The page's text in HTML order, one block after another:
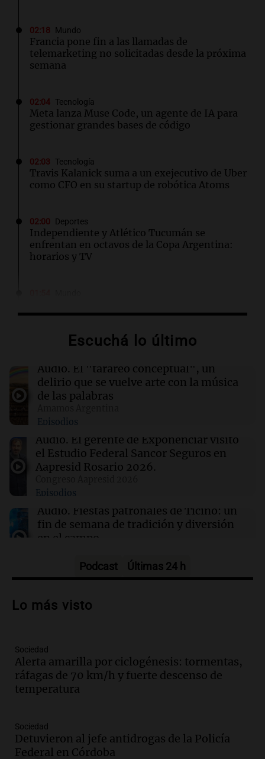
02:18 Mundo
Francia pone fin a las llamadas de
telemarketing no solicitadas desde la próxima
semana
02:04 Tecnología
Meta lanza Muse Code, un agente de IA para
gestionar grandes bases de código
02:03 Tecnología
Travis Kalanick suma a un exejecutivo de Uber
como CFO en su startup de robótica Atoms
02:00 Deportes
Independiente y Atlético Tucumán se
enfrentan en octavos de la Copa Argentina:
horarios y TV
marcando el primer incidente mortal desde
01:37 Mundo
Trump señala a Canadá por incendios
forestales, pero los científicos advierten sobre
el cambio climático
01:30 Ciencia
Un tratamiento con THC elimina las pesadillas
en pacientes con PTSD, según un estudio
01:29 Ciencia
Contaminación del aire podría agravar la
artritis reumatoide y provocar brotes
dolorosos
Escuchá lo último
Audio. El "tarareo conceptual", un
delirio que se vuelve arte con la música
de las palabras
Episodios
Audio. El gerente de Exponenciar visitó
el Estudio Federal Sancor Seguros en
Aapresid Rosario 2026.
Episodios
Audio. Fiestas patronales de Ticino: un
fin de semana de tradición y diversión
en el campo
Audio.Preparativos para la feria en La
de apertura
Audio.
lluvias, senadores manifiestan
oposición a ley de tierras
Panorama Federal
Audio.
centro de esquí Penitentes Park tras
siete años de cierre por falta de nieve
Podcast Últimas 24 h
Lo más visto
Sociedad
Alerta amarilla por ciclogénesis: tormentas,
ráfagas de 70 km/h y fuerte descenso de
temperatura
Sociedad
Detuvieron al jefe antidrogas de la Policía
Federal en Córdoba